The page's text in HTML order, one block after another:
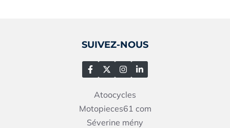
SUIVEZ-NOUS
Atoocycles
Motopieces61 com
Séverine mény